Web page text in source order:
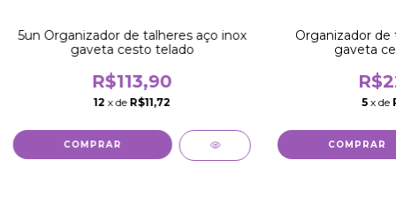
5un Organizador de talheres aço inox
gaveta cesto telado
R$113,90
12 x de R$11,72
Organizador de
gaveta
5 x de